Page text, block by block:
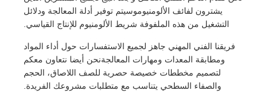
يشترون لفائف الألومنيوموسيتم توفير أدلة المعالجة ودلائل
التشغيل من هذه الملفوفة شريط الألومنيوم للإنتاج القياسي.
فريقنا الفني المهني جاهز لجميع الاستفسارات حول أداء المواد
ومطابقة المعدات ومهارات المعالجةنحن أيضا نتعاون معكم
لتصميم مخططات خصيصة حصرية للصف اللاصاق، الحجم
والصفاء السطحي يتناسب مع متطلبات مشروعك الفريدة.